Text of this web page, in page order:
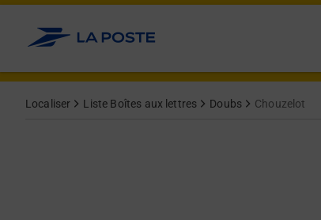
Allez au contenu
Localiser Liste Boîtes aux lettres Doubs Chouzelot